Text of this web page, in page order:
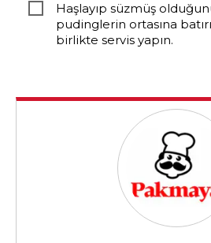
Haşlayıp süzmüş
pudinglerin ortasına
birlikte servis yapın.